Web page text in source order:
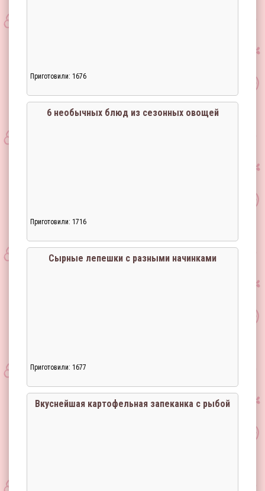
Приготовили: 1676
6 необычных блюд из сезонных овощей
Приготовили: 1716
Сырные лепешки с разными начинками
Приготовили: 1677
Вкуснейшая картофельная запеканка с рыбой